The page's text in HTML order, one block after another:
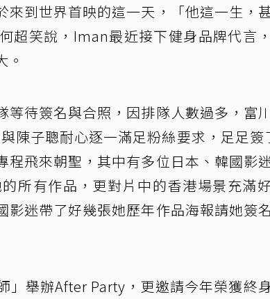
來到世界首映的這一天，「他這一生，
超笑說，Iman最近接下健身品牌代言
。
等待簽名與合照，因排隊人數過多，富
陳子聰耐心逐一滿足粉絲要求，足足簽
程飛來朝聖，其中有多位日本、韓國影
所有作品，更對片中的香港場景充滿
迷帶了好幾張她歷年作品海報請她簽
」舉辦After Party，更邀請今年榮獲終